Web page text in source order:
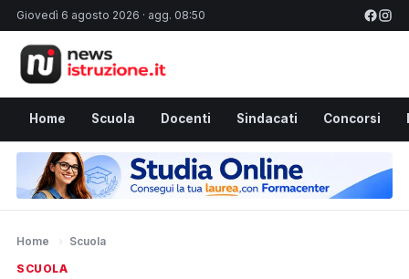
Giovedì 6 agosto 2026 · agg. 08:50
Home Scuola Docenti Sindacati Concorsi
Home › Scuola
SCUOLA